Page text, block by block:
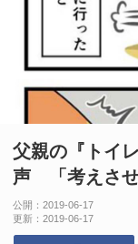
父親の『トイ
声 「考えさせ
公開： 2019-06-17
更新： 2019-06-17